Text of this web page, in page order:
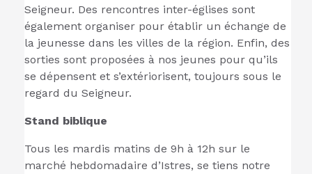
Seigneur. Des rencontres inter-églises sont
également organiser pour établir un échange de
la jeunesse dans les villes de la région. Enfin, des
sorties sont proposées à nos jeunes pour qu’ils
se dépensent et s’extériorisent, toujours sous le
regard du Seigneur.
Stand biblique
Tous les mardis matins de 9h à 12h sur le
marché hebdomadaire d’Istres, se tiens notre